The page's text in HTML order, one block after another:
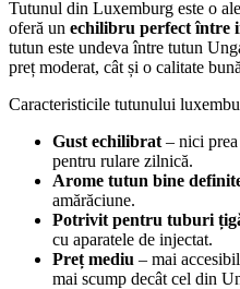
Tutunul din Luxemburg este o
oferă un echilibru perfect între
tutun este undeva între tutun
preț moderat, cât și o calitate
Caracteristicile tutunului
Gust echilibrat – nici
pentru rulare zilnică.
Arome tutun bine
amărăciune.
Potrivit pentru tuburi
cu aparatele de injectat.
Preț mediu – mai
mai scump decât cel din